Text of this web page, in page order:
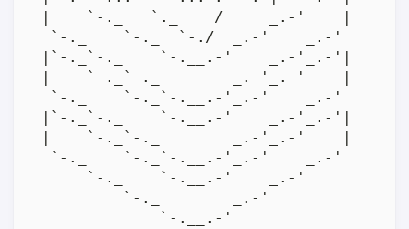
|    `-._   `._    /     _.-'    |
`-._    `-._  `-
|`-._`-._    `-
|    `-._`-._        _.-'_.-'    |
`-._    `-._`-
|`-._`-._    `-
|    `-._`-._
`-._    `-._`-
`-._    `-
`-._